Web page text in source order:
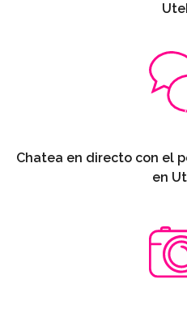
Chatea en directo con el
en